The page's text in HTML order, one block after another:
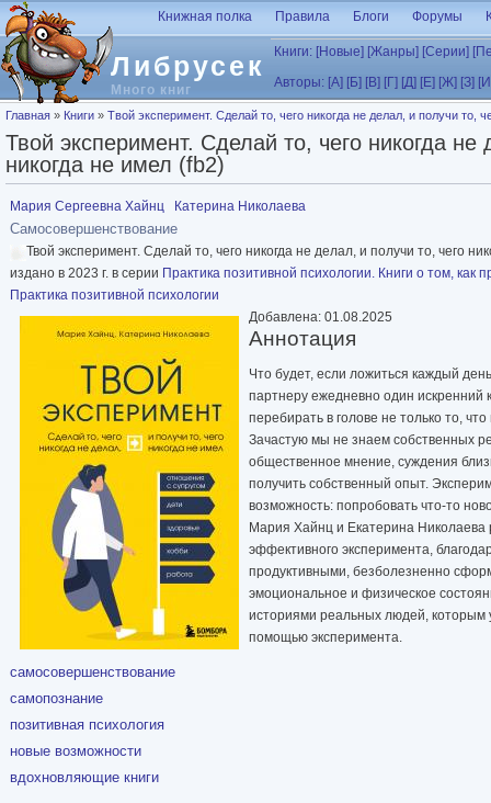
Перейти к основному содержанию
Либрусек
Много книг
Книжная полка Правила Блоги Форумы
Книги: [Новые] [Жанры] [Серии]
Авторы: [А] [Б] [В] [Г] [Д] [Е] [Ж] [З]
Вы здесь
Главная » Книги » Твой эксперимент. Сделай то, чего никогда не делал, и получи то,
Твой эксперимент. Сделай то, чего никогда не
никогда не имел (fb2)
Мария Сергеевна Хайнц Катерина Николаева
Самосовершенствование
Твой эксперимент. Сделай то, чего никогда не делал, и получи то, чего
издано в 2023 г. в серии Практика позитивной психологии. Книги о том, как
Практика позитивной психологии
Добавлена: 01.08.2025
Аннотация
Что будет, если ложиться каждый
партнеру ежедневно один
перебирать в голове не только то,
Зачастую мы не знаем собственных
общественное мнение, суждения
получить собственный опыт.
возможность: попробовать что-то
Мария Хайнц и Екатерина Николаева
эффективного эксперимента,
продуктивными, безболезненно
эмоциональное и физическое
историями реальных людей, которым
помощью эксперимента.
самосовершенствование
самопознание
позитивная психология
новые возможности
вдохновляющие книги